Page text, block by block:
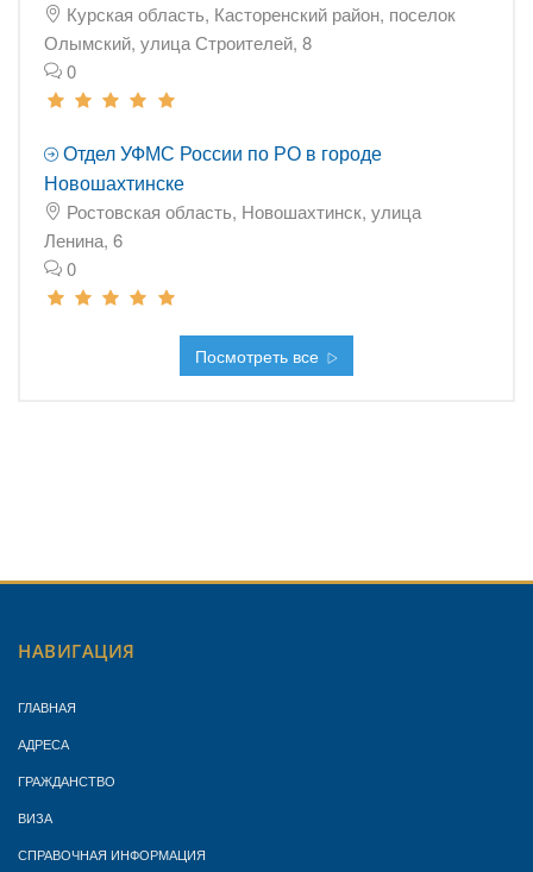
Курская область, Касторенский район, поселок
Олымский, улица Строителей, 8
0
Отдел УФМС России по РО в городе
Новошахтинске
Ростовская область, Новошахтинск, улица
Ленина, 6
0
Посмотреть все
НАВИГАЦИЯ
ГЛАВНАЯ
АДРЕСА
ГРАЖДАНСТВО
ВИЗА
СПРАВОЧНАЯ ИНФОРМАЦИЯ